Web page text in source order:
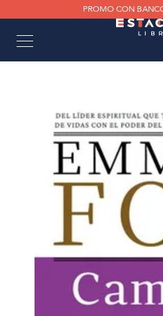
PROMO CON